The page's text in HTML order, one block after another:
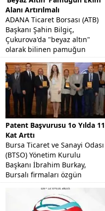
Alanı Artırılmalı
ADANA Ticaret Borsası (ATB)
Başkanı Şahin Bilgiç,
Çukurova'da "beyaz altın"
olarak bilinen pamuğun
stratejik bir ürün olduğunu
ve ekim alanının arttırılması...
Patent Başvurusu 1o Yılda 11
Kat Arttı
Bursa Ticaret ve Sanayi Odası
(BTSO) Yönetim Kurulu
Başkanı İbrahim Burkay,
Bursalı firmaları özgün
tasarımlara yönlendirmeyi
hedeflediklerini söyledi.